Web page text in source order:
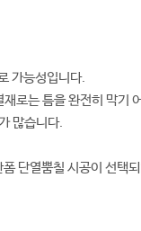
가능성입니다.
로는 틈을 완전히 막기
많습니다.
단열뿜칠 시공이 선택